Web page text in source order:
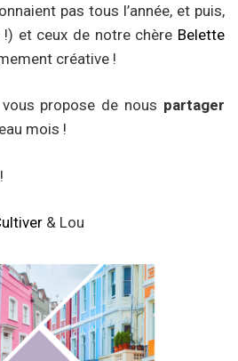
pas tous l’année, et puis,
!) et ceux de notre chère Belette
créative !
propose de nous partager
mois !
& Lou